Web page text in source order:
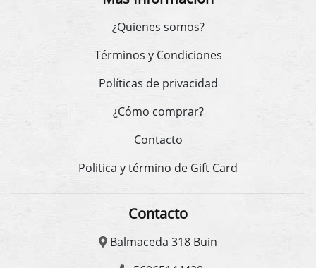
¿Quienes somos?
Términos y Condiciones
Políticas de privacidad
¿Cómo comprar?
Contacto
Politica y término de Gift Card
Contacto
Balmaceda 318 Buin